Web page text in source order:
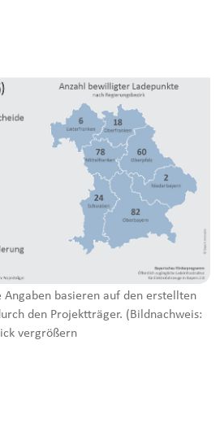
basieren auf den erstellten
den Projektträger. (Bildnachweis:
vergrößern